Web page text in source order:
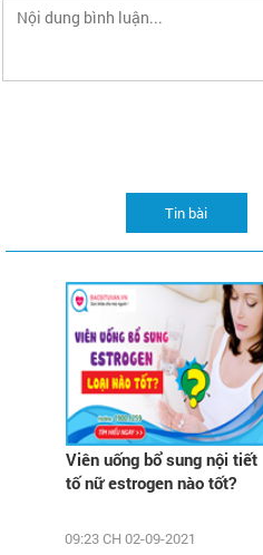
Tin bài
Viên uống bổ sung nội tiết
tố nữ estrogen nào tốt?
09:23 CH 02-09-2021